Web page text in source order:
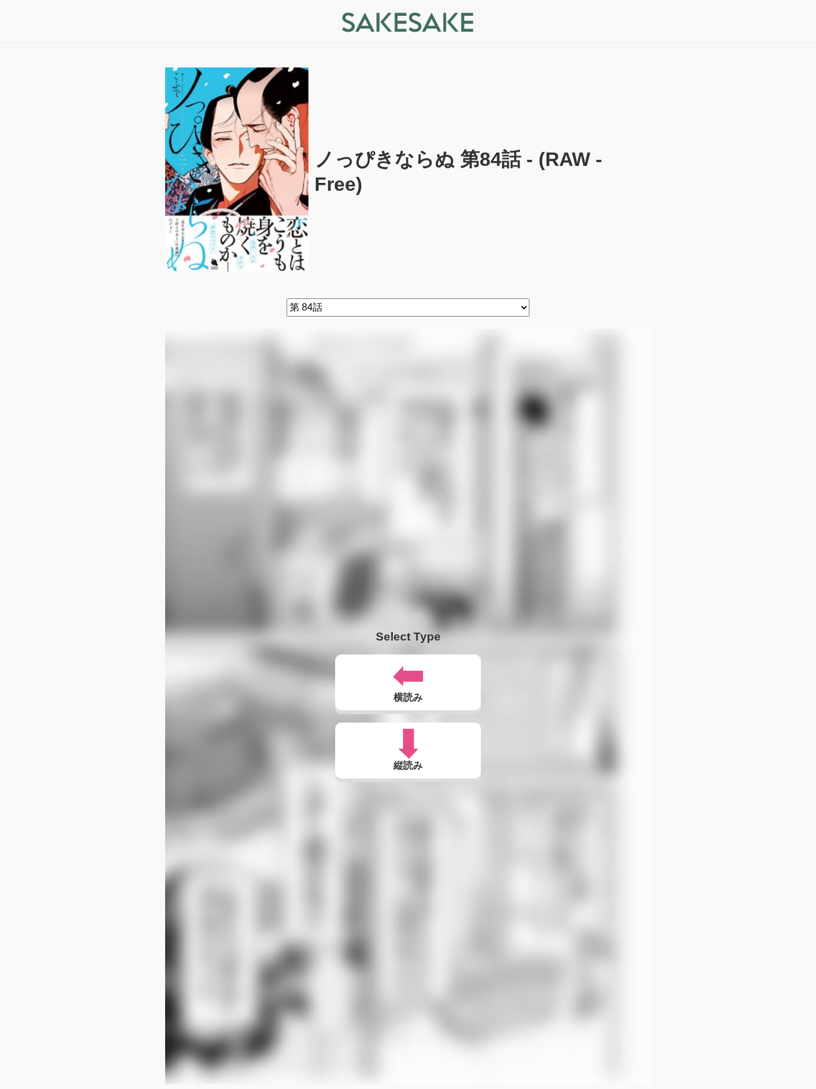
ノっぴきならぬ 第84話 - (RAW -
Free)
Select Type
横読み
縦読み